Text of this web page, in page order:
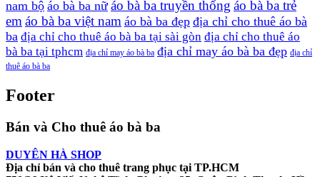
nam bộ áo bà ba nữ áo bà ba truyền thống áo bà ba trẻ
em áo bà ba việt nam áo bà ba đẹp địa chỉ cho thuê áo bà
ba địa chỉ cho thuê áo bà ba tại sài gòn địa chỉ cho thuê áo
bà ba tại tphcm địa chỉ may áo bà ba địa chỉ may áo bà ba đẹp địa chỉ
thuê áo bà ba
Footer
Bán và Cho thuê áo bà ba
DUYÊN HÀ SHOP
Địa chỉ bán và cho thuê trang phục tại TP.HCM